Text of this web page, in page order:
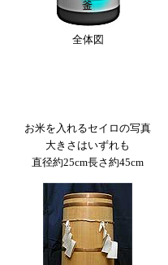
全体図
お米を入れるセイロの写真
大きさはいずれも
直径約25cm長さ約45cm